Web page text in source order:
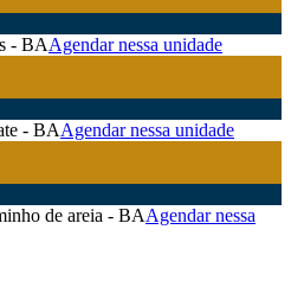
- BAAgendar nessa unidade
- BAAgendar nessa unidade
de areia - BAAgendar nessa